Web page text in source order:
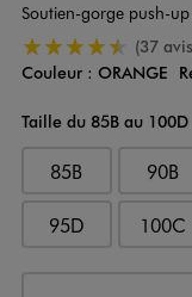
Soutien-gorge push-
4.5/5 de moyenne
(37
Couleur
Couleur : ORANGE
Taille du 85B au 100D
85B 90B
95D 100C